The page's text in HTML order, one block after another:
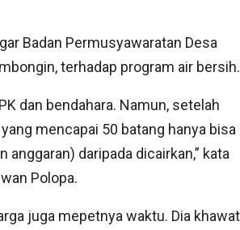
Badan Permusyawaratan Desa
terhadap program air bersih.
dan bendahara. Namun, setelah
mencapai 50 batang hanya bisa
daripada dicairkan,” kata
Polopa.
juga mepetnya waktu. Dia